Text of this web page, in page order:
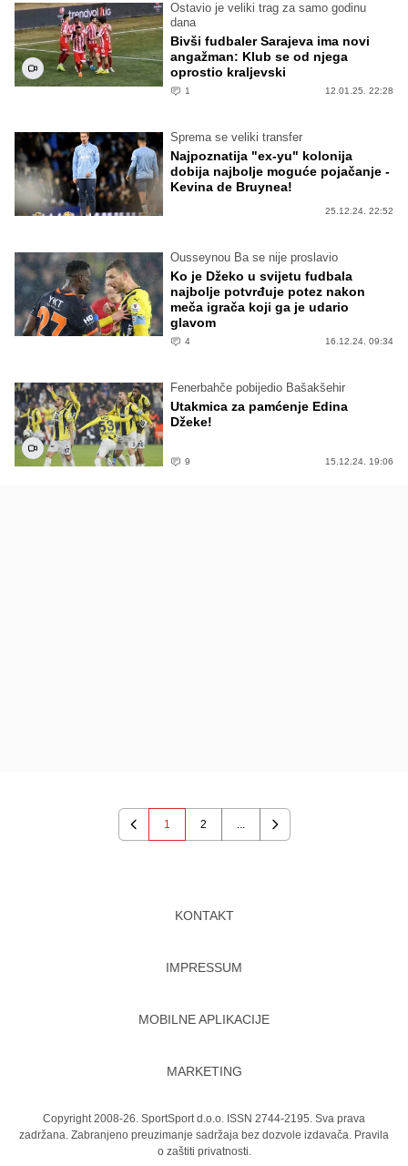
Ostavio je veliki trag za samo godinu
dana
Bivši fudbaler Sarajeva ima novi
angažman: Klub se od njega
oprostio kraljevski
1 12.01.25. 22:28
Sprema se veliki transfer
Najpoznatija "ex-yu" kolonija
dobija najbolje moguće pojačanje -
Kevina de Bruynea!
25.12.24. 22:52
Ousseynou Ba se nije proslavio
Ko je Džeko u svijetu fudbala
najbolje potvrđuje potez nakon
meča igrača koji ga je udario
glavom
4 16.12.24. 09:34
Fenerbahče pobijedio Bašakšehir
Utakmica za pamćenje Edina
Džeke!
9 15.12.24. 19:06
Previous
1 2 ...
Next
KONTAKT
IMPRESSUM
MOBILNE APLIKACIJE
MARKETING
Copyright 2008-26. SportSport d.o.o. ISSN 2744-2195. Sva prava
zadržana. Zabranjeno preuzimanje sadržaja bez dozvole izdavača. Pravila
o zaštiti privatnosti.